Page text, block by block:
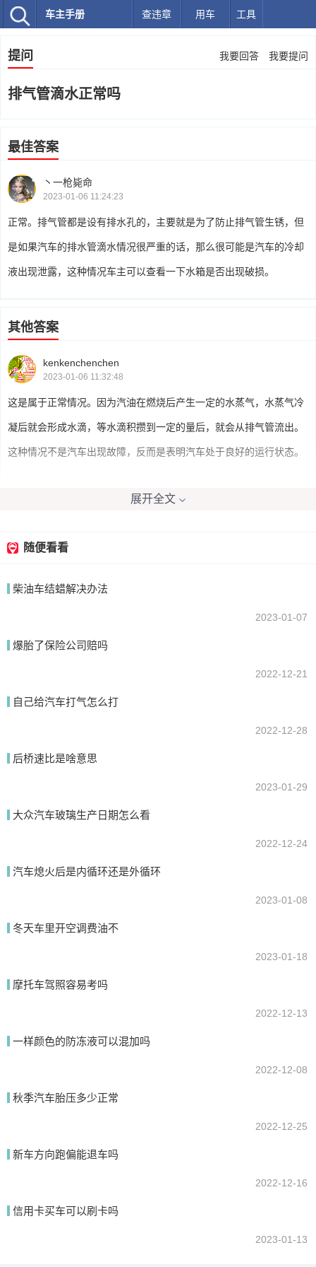
车主手册 查违章 用车 工具
提问 我要回答 我要提问
排气管滴水正常吗
最佳答案
丶一枪毙命
2023-01-06 11:24:23
正常。排气管都是设有排水孔的，主要就是为了防止排气管生锈，但
是如果汽车的排水管滴水情况很严重的话，那么很可能是汽车的冷却
液出现泄露，这种情况车主可以查看一下水箱是否出现破损。
其他答案
kenkenchenchen
2023-01-06 11:32:48
这是属于正常情况。因为汽油在燃烧后产生一定的水蒸气，水蒸气冷
凝后就会形成水滴，等水滴积攒到一定的量后，就会从排气管流出。
这种情况不是汽车出现故障，反而是表明汽车处于良好的运行状态。
汽车排气管滴水是好现象来的。证明的你的车发动机充分的燃烧，汽
没什么事。
我要回答
展开全文
随便看看
柴油车结蜡解决办法
2023-01-07
爆胎了保险公司赔吗
2022-12-21
自己给汽车打气怎么打
2022-12-28
后桥速比是啥意思
2023-01-29
大众汽车玻璃生产日期怎么看
2022-12-24
汽车熄火后是内循环还是外循环
2023-01-08
冬天车里开空调费油不
2023-01-18
摩托车驾照容易考吗
2022-12-13
一样颜色的防冻液可以混加吗
2022-12-08
秋季汽车胎压多少正常
2022-12-25
新车方向跑偏能退车吗
2022-12-16
信用卡买车可以刷卡吗
2023-01-13